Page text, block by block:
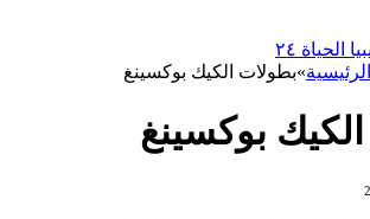
»بطولات الكيك بوكسينغ
بوكسينغ